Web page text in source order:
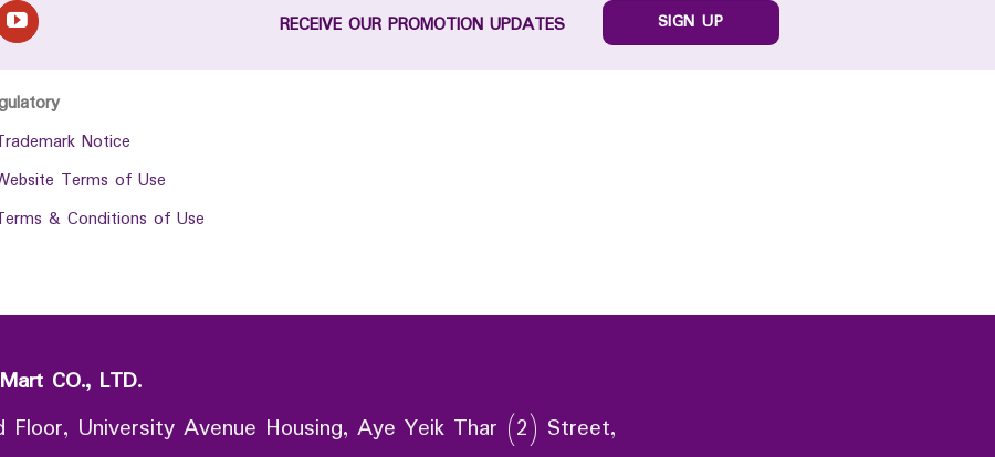
RECEIVE OUR PROMOTION UPDATES SIGN UP
Notice
Terms of Use
& Conditions of Use
CO., LTD.
Floor, University Avenue Housing, Aye Yeik Thar (2) Street,